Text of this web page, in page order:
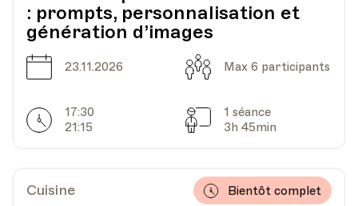
Lieu
HEP - Haute Ecole Pédagogique
1005, Lausanne
Date
08.12.2026 Heure
18.30
Av. de Cour 33
: prompts, personnalisation et
génération d’images
Date
23.11.2026 Capacité
Max 6 participants
Horarires
17:30
21:15
Séances
1 séance
3h 45min
Cuisine Bientôt complet